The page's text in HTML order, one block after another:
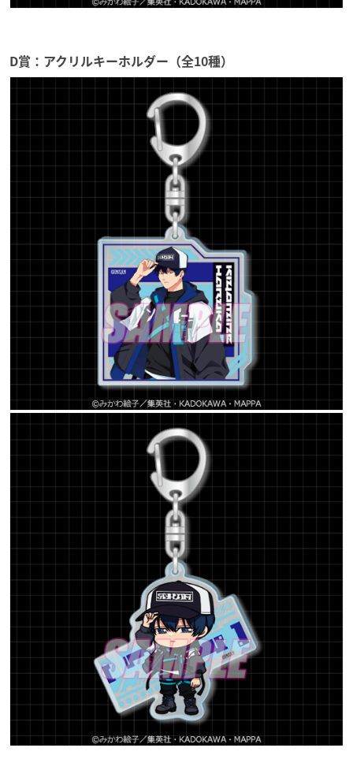
D賞：アクリルキーホルダー（全10種）